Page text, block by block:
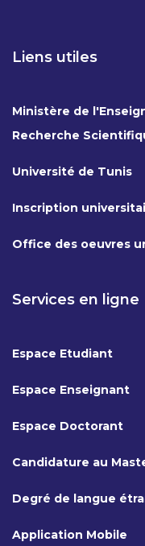
Liens utiles
Ministère de
Recherche
Université de Tunis
Inscription
Office des oeuvres
Services en ligne
Espace Etudiant
Espace Enseignant
Espace Doctorant
Candidature au
Degré de langue
Application Mobile